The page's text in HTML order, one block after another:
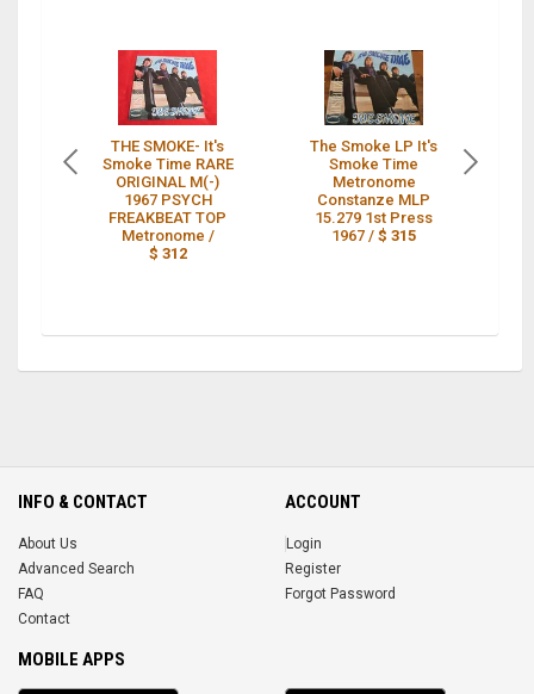
THE SMOKE- It's
Smoke Time RARE
ORIGINAL M(-)
1967 PSYCH
FREAKBEAT TOP
Metronome /
$ 312
The Smoke LP It's
Smoke Time
Metronome
Constanze MLP
15.279 1st Press
1967 /$ 315
INFO & CONTACT
About Us
Advanced Search
FAQ
Contact
ACCOUNT
Login
Register
Forgot Password
MOBILE APPS